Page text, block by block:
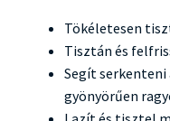
Tökéletesen
Tisztán és
Segít
gyönyörűen